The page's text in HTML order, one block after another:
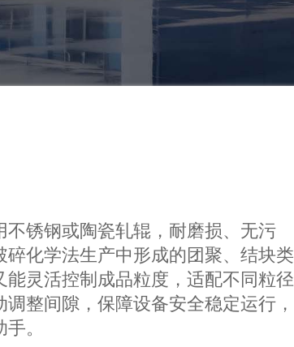
锈钢或陶瓷轧辊，耐磨损、无污
化学法生产中形成的团聚、结块类
灵活控制成品粒度，适配不同粒径
整间隙，保障设备安全稳定运行，
。